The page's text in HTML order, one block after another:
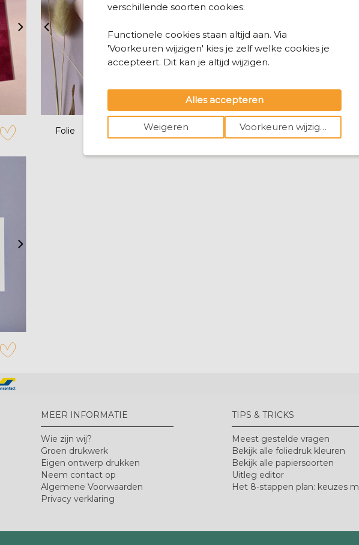
zet op verlanglijstje
Folie zet op verlanglijstje
Folie Reliëf
zet op verlanglijstje
MEER INFORMATIE
Wie zijn wij?
Groen drukwerk
Eigen ontwerp drukken
Neem contact op
Algemene Voorwaarden
Privacy verklaring
TIPS & TRICKS
Meest gestelde vragen
Bekijk alle foliedruk kleuren
Bekijk alle papiersoorten
Uitleg editor
Het 8-stappen plan: keuzes
verschillende soorten cookies.
Functionele cookies staan altijd aan. Via
'Voorkeuren wijzigen' kies je zelf welke cookies je
accepteert. Dit kan je altijd wijzigen.
Alles accepteren
Weigeren Voorkeuren wijzigen